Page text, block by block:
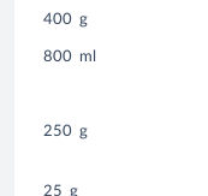
400 g
800 ml
250 g
25 g